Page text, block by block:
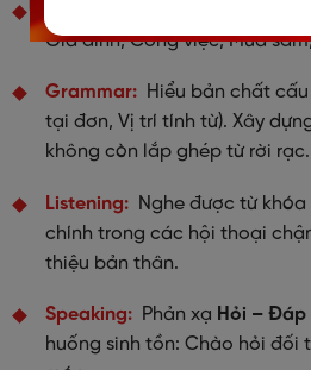
Gia đình, Công việc, Mua
Grammar
Hiểu bản chất
tại đơn, Vị trí tính từ). Xây
không còn lắp ghép từ rời rạc.
Listening
Nghe được từ khóa
chính trong các hội thoại
thiệu bản thân.
Speaking Phản xạ Hỏi – Đáp
huống sinh tồn: Chào hỏi đối